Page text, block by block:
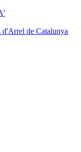
de Catalunya